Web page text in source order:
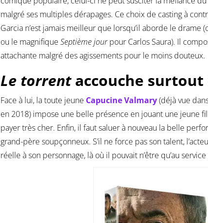
malgré ses multiples dérapages. Ce choix de casting à
Garcia n’est jamais meilleur que lorsqu’il aborde le drame
ou le magnifique Septième jourpour Carlos Saura). Il
attachante malgré des agissements pour le moins douteux.
Le torrentaccouche surtout
Face à lui, la toute jeune Capucine Valmary(déjà vue
en 2018) impose une belle présence en jouant une jeune
payer très cher. Enfin, il faut saluer à nouveau la belle
grand-père soupçonneux. S’il ne force pas son talent,
réelle à son personnage, là où il pouvait n’être qu’au